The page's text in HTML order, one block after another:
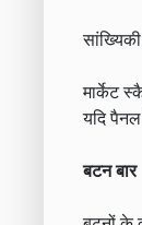
मार्केट
यदि
बटन बार